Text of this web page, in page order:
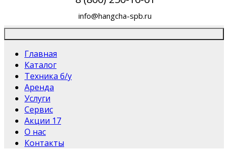
info@hangcha-spb.ru
Главная
Каталог
Техника б/у
Аренда
Услуги
Сервис
Акции 17
О нас
Контакты